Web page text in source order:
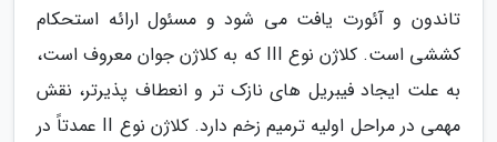
تاندون و آئورت یافت می شود و مسئول ارائه استحکام
کششی است. کلاژن نوع III که به کلاژن جوان معروف است،
به علت ایجاد فیبریل های نازک تر و انعطاف پذیرتر، نقش
مهمی در مراحل اولیه ترمیم زخم دارد. کلاژن نوع II عمدتاً در